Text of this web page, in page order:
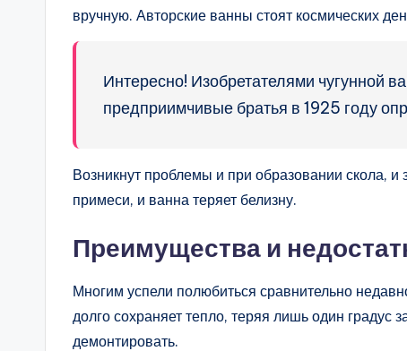
вручную. Авторские ванны стоят космических
Интересно! Изобретателями чугунной
предприимчивые братья в 1925 году
Возникнут проблемы и при образовании скола,
примеси, и ванна теряет белизну.
Преимущества и
Многим успели полюбиться сравнительно
долго сохраняет тепло, теряя лишь один градус
демонтировать.